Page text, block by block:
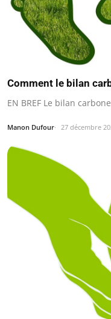
Comment le bilan
EN BREF Le bilan
Manon Dufour 27 décembre